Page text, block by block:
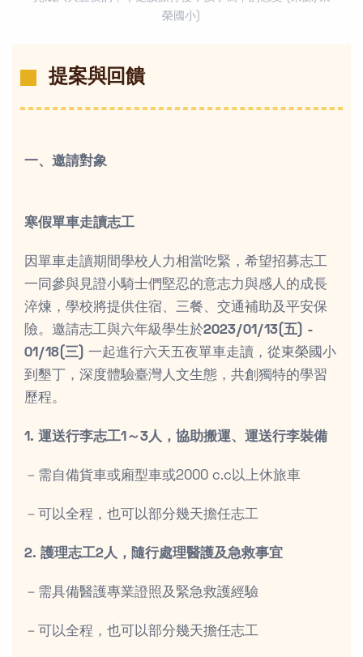
榮國小)
提案與回饋
一、邀請對象
寒假單車走讀志工
因單車走讀期間學校人力相當吃緊，希望招募志工
一同參與見證小騎士們堅忍的意志力與感人的成長
淬煉，學校將提供住宿、三餐、交通補助及平安保
險。邀請志工與六年級學生於2023/01/13(五) -
01/18(三)
一起進行六天五夜單車走讀，從東榮國小
到墾丁，深度體驗臺灣人文生態，共創獨特的學習
歷程。
1. 運送行李志工1～3人，協助搬運、運送行李裝備
－需自備貨車或廂型車或2000 c.c以上休旅車
－可以全程，也可以部分幾天擔任志工
2. 護理志工2人，隨行處理醫護及急救事宜
－需具備醫護專業證照及緊急救護經驗
－可以全程，也可以部分幾天擔任志工